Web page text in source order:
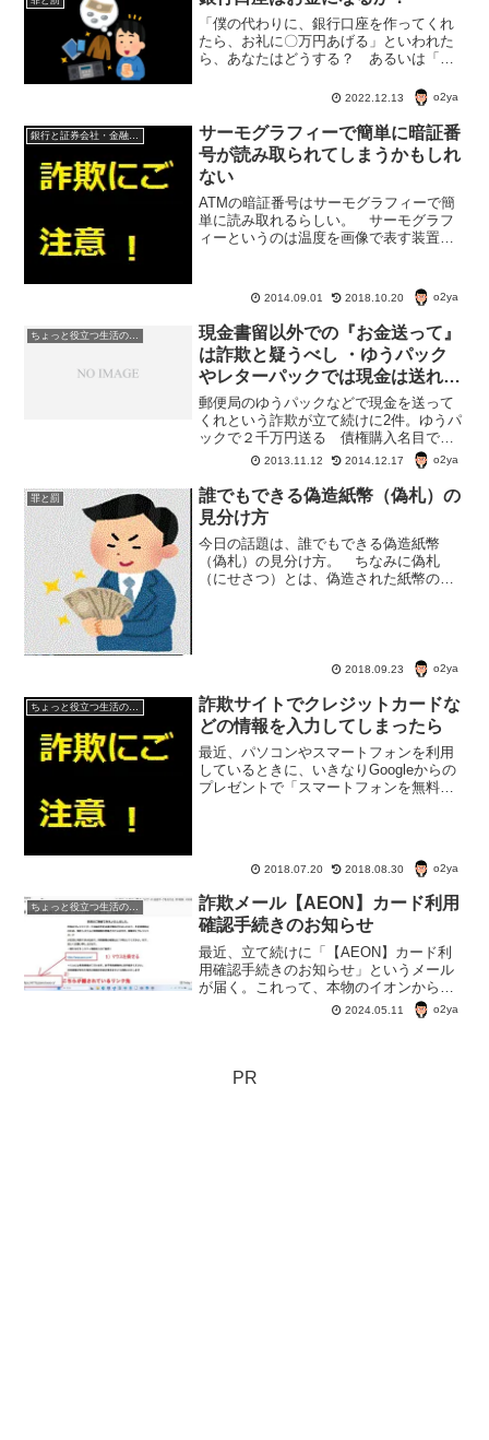
「僕の代わりに、銀行口座を作ってくれ
たら、お礼に〇万円あげる」といわれた
ら、あなたはどうする？ あるいは「口
「じゃあ自分の使っていない口座をお金
に変えよう」なんて思う？これをやった
ら、あなたも立派な犯罪者になれる。
2022.12.13 o2ya
サーモグラフィーで簡単に暗証番
号が読み取られてしまうかもしれ
ない
ATMの暗証番号はサーモグラフィーで簡
単に読み取れるらしい。 サーモグラフ
ィーというのは温度を画像で表す装置の
順番に色変わりのボタンを撮影できるの
だとか。
2014.09.01 2018.10.20 o2ya
現金書留以外での『お金送って』
は詐欺と疑うべし ・ゆうパック
やレターパックでは現金は送れな
い
郵便局のゆうパックなどで現金を送って
くれという詐欺が立て続けに2件。ゆうパ
ックで２千万円送る 債権購入名目で詐
欺被害（2013年11月1日） 証券会社社
員を名乗る男から、「あなたの名義で債
権を１千万円分購入したい」などと電話
があった。 ５...
2013.11.12 2014.12.17 o2ya
罪と罰
誰でもできる偽造紙幣（偽札）の
見分け方
今日の話題は、誰でもできる偽造紙幣
（偽札）の見分け方。 ちなみに偽札
（にせさつ）とは、偽造された紙幣のこ
2018.09.23 o2ya
詐欺サイトでクレジットカードな
どの情報を入力してしまったら
最近、パソコンやスマートフォンを利用
しているときに、いきなりGoogleからの
プレゼントで「スマートフォンを無料プ
2018.07.20 2018.08.30 o2ya
詐欺メール【AEON】カード利用
確認手続きのお知らせ
最近、立て続けに「【AEON】カード利
用確認手続きのお知らせ」というメール
が届く。これって、本物のイオンからの
メールなんだろうか？偽のメールと本物
2024.05.11 o2ya
PR